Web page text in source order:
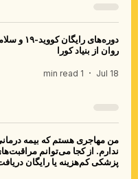
دوره‌های رایگان
روان از بنیاد کورا
Jul 18
1 min read
من مهاجری هستم که بیمه
ندارم. از کجا می‌توانم
پزشکی کم‌هزینه یا رایگان